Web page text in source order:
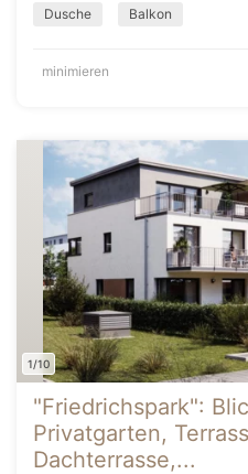
Dusche Balkon
minimieren
1/10
"Friedrichspark":
Privatgarten,
Dachterrasse,...